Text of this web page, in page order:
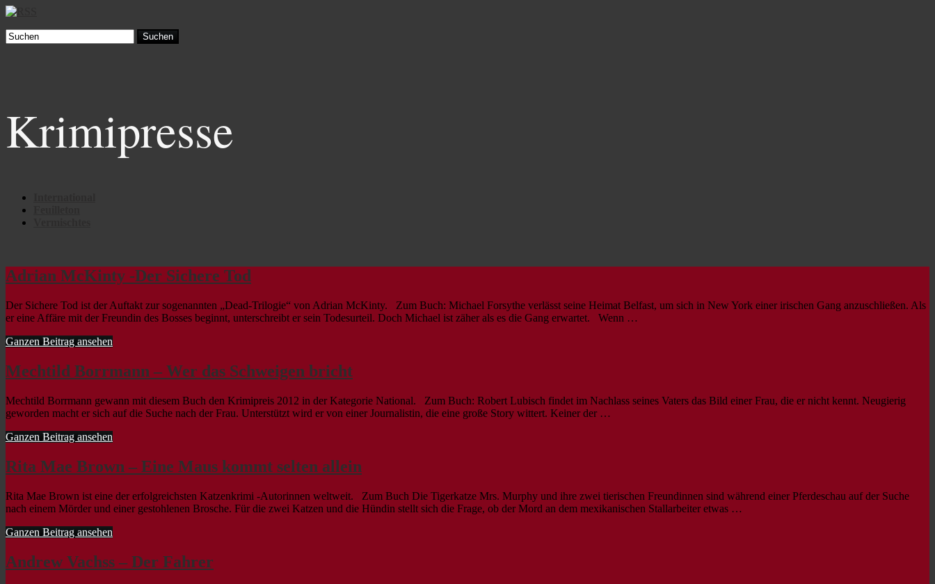
Suchen
Krimipresse
Adrian McKinty -Der Sichere Tod
Der Sichere Tod ist der Auftakt zur sogenannten „Dead-Trilogie“ von Adrian McKinty. Zum Buch: Michael Forsythe verlässt seine Heimat Belfast, um sich in New York einer irischen Gang anzuschließen. Als
er eine Affäre mit der Freundin des Bosses beginnt, unterschreibt er sein Todesurteil. Doch Michael ist zäher als es die Gang erwartet. Wenn …
Ganzen Beitrag ansehen
Mechtild Borrmann – Wer das Schweigen bricht
Mechtild Borrmann gewann mit diesem Buch den Krimipreis 2012 in der Kategorie National. Zum Buch: Robert Lubisch findet im Nachlass seines Vaters das Bild einer Frau, die er nicht kennt. Neugierig
geworden macht er sich auf die Suche nach der Frau. Unterstützt wird er von einer Journalistin, die eine große Story wittert. Keiner der …
Ganzen Beitrag ansehen
Rita Mae Brown – Eine Maus kommt selten allein
Rita Mae Brown ist eine der erfolgreichsten Katzenkrimi -Autorinnen weltweit. Zum Buch Die Tigerkatze Mrs. Murphy und ihre zwei tierischen Freundinnen sind während einer Pferdeschau auf der Suche
nach einem Mörder und einer gestohlenen Brosche. Für die zwei Katzen und die Hündin stellt sich die Frage, ob der Mord an dem mexikanischen Stallarbeiter etwas …
Ganzen Beitrag ansehen
Andrew Vachss – Der Fahrer